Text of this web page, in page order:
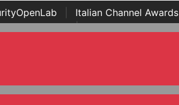
Italian Channel Awards
Awards | ...